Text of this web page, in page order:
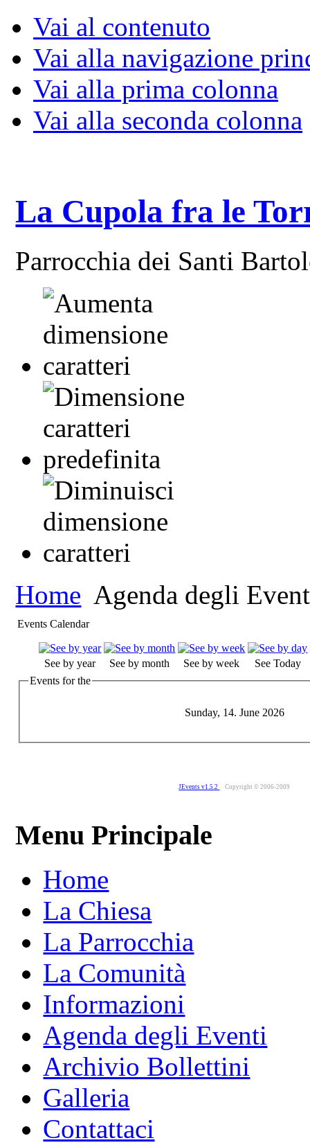
Vai al contenuto
Vai alla navigazione
Vai alla prima colonna
Vai alla seconda colonna
La Cupola fra le
Parrocchia dei Santi
Home Agenda degli
Events Calendar
See by year See by month See by week
See Today
Events for the
Sunday, 14. June 2026
JEvents v1.5.2 Copyright © 2006-2009
Menu Principale
Home
La Chiesa
La Parrocchia
La Comunità
Informazioni
Agenda degli Eventi
Archivio Bollettini
Galleria
Contattaci